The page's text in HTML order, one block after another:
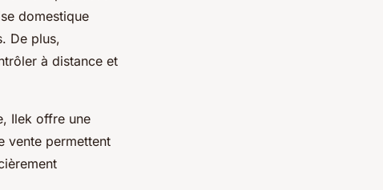
domestique
De plus,
à distance et
Ilek offre une
vente permettent